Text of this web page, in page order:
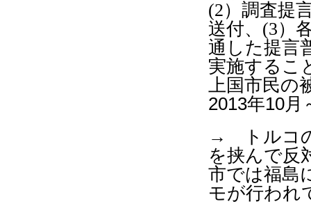
(2）調査提
送付、 (3）
通した提言
実施するこ
上国市民
2013年10月
→ トルコの
を挟んで反
市では福島
モが行われ